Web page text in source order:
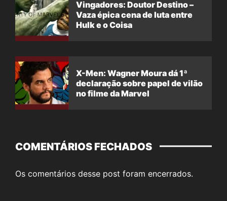
Vingadores: Doutor Destino –
Vaza épica cena de luta entre
Hulk e o Coisa
X-Men: Wagner Moura dá 1ª
declaração sobre papel de vilão
no filme da Marvel
COMENTÁRIOS FECHADOS
Os comentários desse post foram encerrados.